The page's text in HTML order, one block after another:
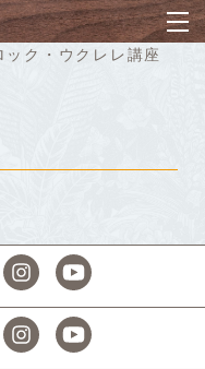
ナ
ク・ウクレレ講座